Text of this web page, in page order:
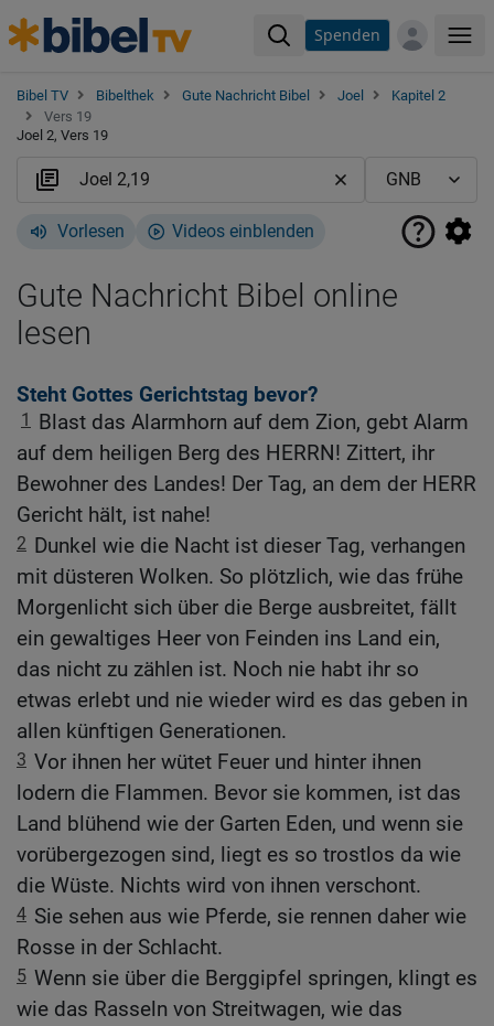
Spenden
Bibel TV Bibelthek Gute Nachricht Bibel Joel
Kapitel 2
Vers 19
Joel 2, Vers 19
Vorlesen Videos einblenden
Gute Nachricht Bibel online
lesen
Steht Gottes Gerichtstag bevor?
1
Blast das Alarmhorn auf dem Zion, gebt Alarm
auf dem heiligen Berg des HERRN! Zittert, ihr
Bewohner des Landes! Der Tag, an dem der HERR
Gericht hält, ist nahe!
2 Dunkel wie die Nacht ist dieser Tag, verhangen
mit düsteren Wolken. So plötzlich, wie das frühe
Morgenlicht sich über die Berge ausbreitet, fällt
ein gewaltiges Heer von Feinden ins Land ein,
das nicht zu zählen ist. Noch nie habt ihr so
etwas erlebt und nie wieder wird es das geben in
allen künftigen Generationen.
3 Vor ihnen her wütet Feuer und hinter ihnen
lodern die Flammen. Bevor sie kommen, ist das
Land blühend wie der Garten Eden, und wenn sie
vorübergezogen sind, liegt es so trostlos da wie
die Wüste. Nichts wird von ihnen verschont.
4 Sie sehen aus wie Pferde, sie rennen daher wie
Rosse in der Schlacht.
5 Wenn sie über die Berggipfel springen, klingt es
wie das Rasseln von Streitwagen, wie das